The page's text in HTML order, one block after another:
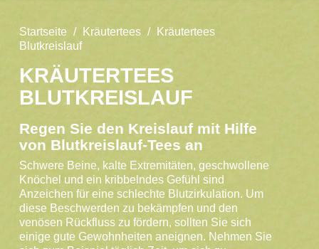
Startseite Kräutertees
Kräutertees
Blutkreislauf
KRÄUTERTEES
BLUTKREISLAUF
Regen Sie den Kreislauf mit Hilfe
von Blutkreislauf-Tees an
Schwere Beine, kalte Extremitäten, geschwollene
Knöchel und ein kribbelndes Gefühl sind
Anzeichen für eine schlechte Blutzirkulation. Um
diese Beschwerden zu bekämpfen und den
venösen Rückfluss zu fördern, sollten Sie sich
einige gute Gewohnheiten aneignen. Nehmen Sie